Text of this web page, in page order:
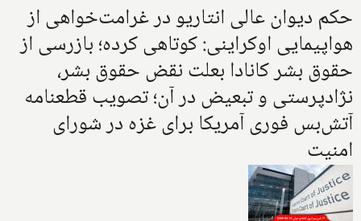
حکم دیوان عالی انتاریو در غرامت‌خواهی از
هواپیمایی اوکراینی: کوتاهی کرده؛ بازرسی از
حقوق بشر کانادا بعلت نقض حقوق بشر،
نژادپرستی و تبعیض در آن؛ تصویب قطعنامه
آتش‌بس فوری آمریکا برای غزه در شورای
امنیت